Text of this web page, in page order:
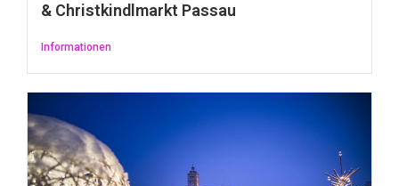
& Christkindlmarkt Passau
Informationen